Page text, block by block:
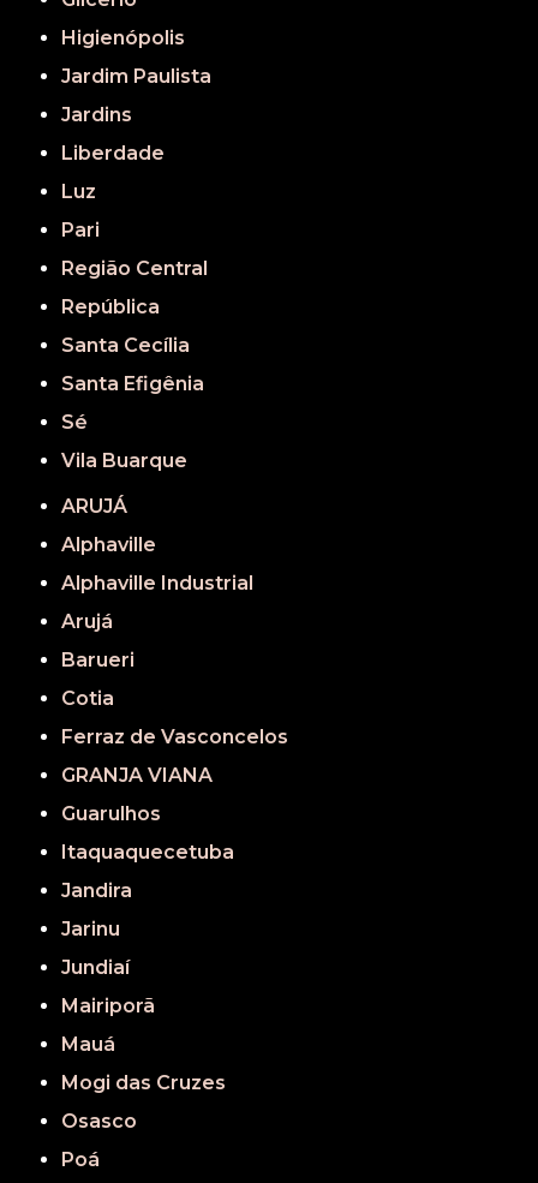
Higienópolis
Jardim Paulista
Jardins
Liberdade
Luz
Pari
Região Central
República
Santa Cecília
Santa Efigênia
Sé
Vila Buarque
ARUJÁ
Alphaville
Alphaville Industrial
Arujá
Barueri
Cotia
Ferraz de Vasconcelos
GRANJA VIANA
Guarulhos
Itaquaquecetuba
Jandira
Jarinu
Jundiaí
Mairiporã
Mauá
Mogi das Cruzes
Osasco
Poá